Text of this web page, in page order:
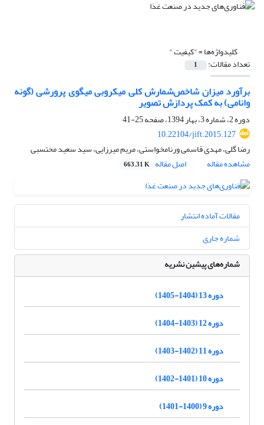
کلیدواژه‌ها ="کیفیت "
تعداد مقالات: 1
برآورد میزان شاخص‌شمارش کلی میکروبی میگوی پرورشی (گونه
وانامی) به کمک پردازش تصویر
دوره 2، شماره 3، بهار 1394، صفحه
25-41
10.22104/jift.2015.127
رضا گلی، مهدی قاسمی ورنامخواستی، مریم میرزایی، سید سعید محتسبی
مشاهده مقاله
اصل مقاله 663.31 K
مقالات آماده انتشار
شماره جاری
شماره‌های پیشین نشریه
دوره 13 (1404-1405)
دوره 12 (1403-1404)
دوره 11 (1402-1403)
دوره 10 (1401-1402)
دوره 9 (1400-1401)